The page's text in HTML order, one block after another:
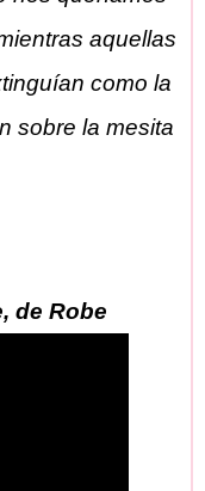
aquellas
como la
sobre la mesita
de Robe